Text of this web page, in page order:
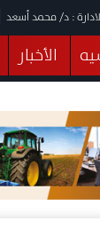
: د/ محمد أسعد
الأخبار
البرلمان